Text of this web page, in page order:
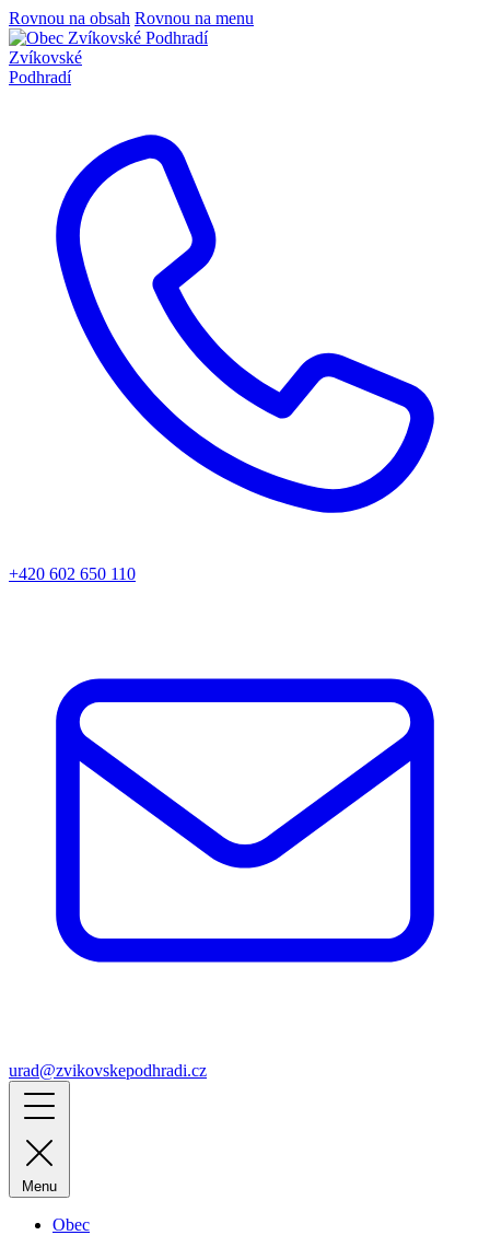
Rovnou na obsah Rovnou na menu
Zvíkovské
Podhradí
+420 602 650 110
urad@zvikovskepodhradi.cz
Menu
Obec